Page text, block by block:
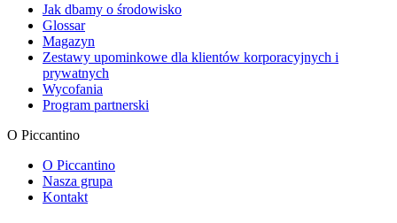
Jak dbamy o środowisko
Glossar
Magazyn
Zestawy upominkowe dla klientów korporacyjnych i
prywatnych
Wycofania
Program partnerski
O Piccantino
O Piccantino
Nasza grupa
Kontakt